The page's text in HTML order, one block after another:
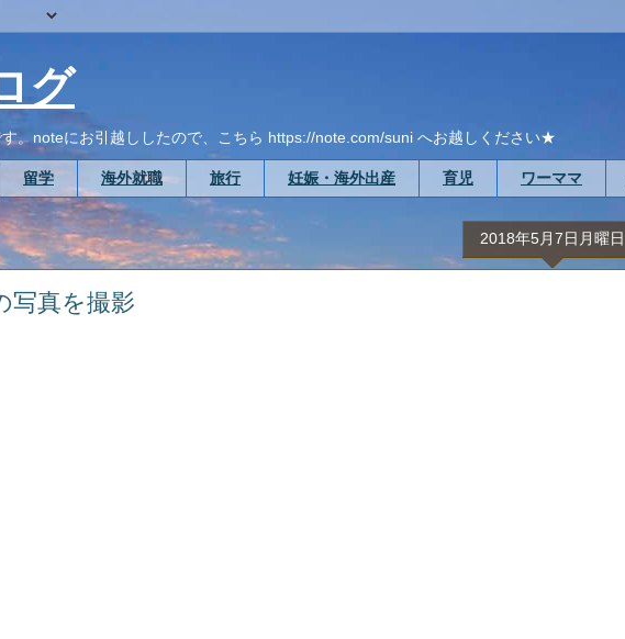
グ
。noteにお引越ししたので、こちら https://note.com/suni へお越しください★
留学 海外就職 旅行 妊娠・海外出産 育児 ワーママ
2018年5月7日月曜日
写真を撮影